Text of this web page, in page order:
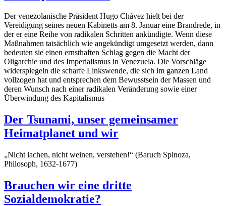
Der venezolanische Präsident Hugo Chávez hielt bei der
Vereidigung seines neuen Kabinetts am 8. Januar eine Brandrede, in
der er eine Reihe von radikalen Schritten ankündigte. Wenn diese
Maßnahmen tatsächlich wie angekündigt umgesetzt werden, dann
bedeuten sie einen ernsthaften Schlag gegen die Macht der
Oligarchie und des Imperialismus in Venezuela. Die Vorschläge
widerspiegeln die scharfe Linkswende, die sich im ganzen Land
vollzogen hat und entsprechen dem Bewusstsein der Massen und
deren Wunsch nach einer radikalen Veränderung sowie einer
Überwindung des Kapitalismus
Der Tsunami, unser gemeinsamer
Heimatplanet und wir
„Nicht lachen, nicht weinen, verstehen!“ (Baruch Spinoza,
Philosoph, 1632-1677)
Brauchen wir eine dritte
Sozialdemokratie?